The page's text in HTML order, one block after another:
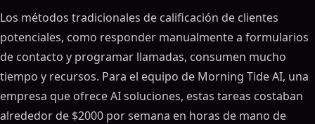
Los métodos tradicionales de calificación de clientes
potenciales, como responder manualmente a formularios
de contacto y programar llamadas, consumen mucho
tiempo y recursos. Para el equipo de Morning Tide AI, una
empresa que ofrece AI soluciones, estas tareas costaban
alrededor de $2000 por semana en horas de mano de